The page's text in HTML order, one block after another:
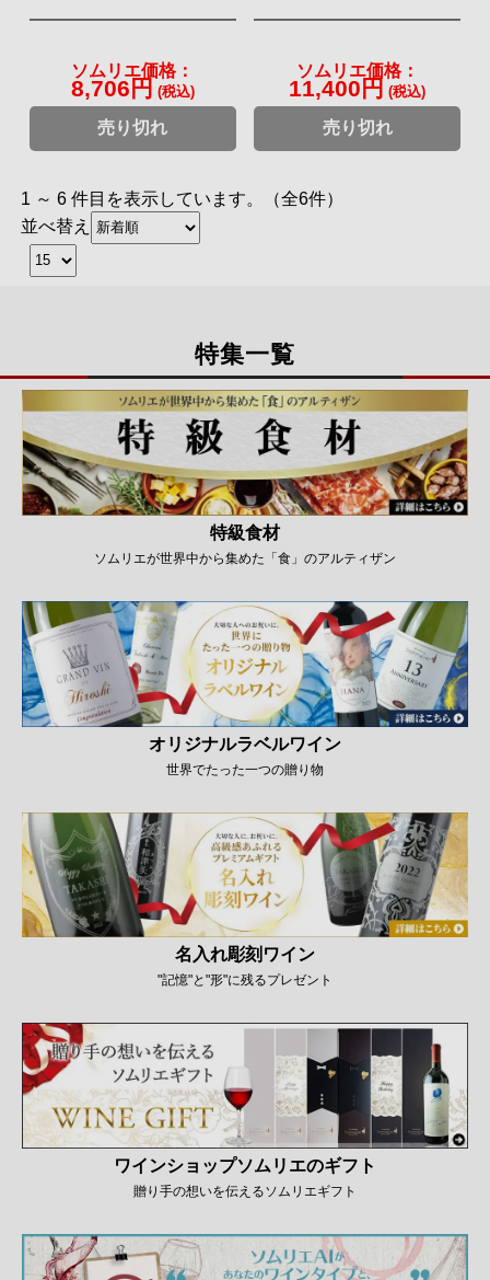
ソムリエ価格：
8,706円 (税込)
売り切れ
ソムリエ価格：
11,400円 (税込)
売り切れ
1 ～ 6 件目を表示しています。（全6件）
並べ替え
特集一覧
特級食材
ソムリエが世界中から集めた「食」のアルティザン
オリジナルラベルワイン
世界でたった一つの贈り物
名入れ彫刻ワイン
"記憶"と"形"に残るプレゼント
ワインショップソムリエのギフト
贈り手の想いを伝えるソムリエギフト